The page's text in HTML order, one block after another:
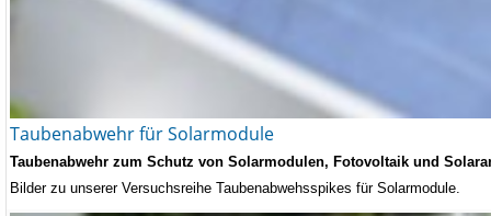
Taubenabwehr für Solarmodule
Taubenabwehr zum Schutz von Solarmodulen, Fotovoltaik und
Bilder zu unserer Versuchsreihe Taubenabwehsspikes für Solarmodule.